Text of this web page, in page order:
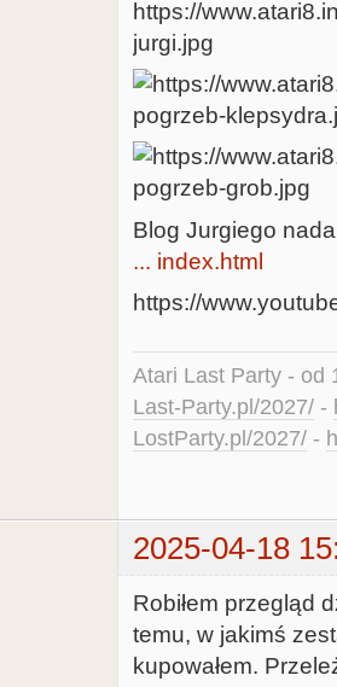
Blog Jurgiego
... index.html
https://
Atari Last Party - od
Last-Party.pl/2027/ -
LostParty.pl/2027/ -
2025-04-18
Robiłem przegląd
temu, w jakimś
kupowałem.